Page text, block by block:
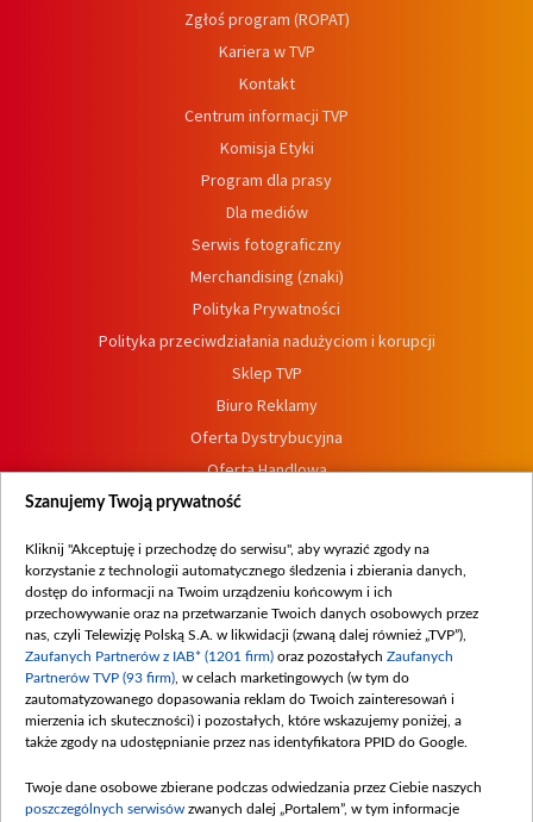
Zgłoś program (ROPAT)
Kariera w TVP
Kontakt
Centrum informacji TVP
Komisja Etyki
Program dla prasy
Dla mediów
Serwis fotograficzny
Merchandising (znaki)
Polityka Prywatności
Polityka przeciwdziałania nadużyciom i korupcji
Sklep TVP
Biuro Reklamy
Oferta Dystrybucyjna
Oferta Handlowa
Dostępność
Procedura zgłoszeń wewnętrznych
Szanujemy Twoją prywatność
Kliknij "Akceptuję i przechodzę do serwisu", aby wyrazić zgody na
korzystanie z technologii automatycznego śledzenia i zbierania danych,
dostęp do informacji na Twoim urządzeniu końcowym i ich
przechowywanie oraz na przetwarzanie Twoich danych osobowych przez
nas, czyli Telewizję Polską S.A. w likwidacji (zwaną dalej również „TVP”),
Zaufanych Partnerów z IAB* (1201 firm) oraz pozostałych Zaufanych
Partnerów TVP (93 firm) , w celach marketingowych (w tym do
zautomatyzowanego dopasowania reklam do Twoich zainteresowań i
mierzenia ich skuteczności) i pozostałych, które wskazujemy poniżej, a
także zgody na udostępnianie przez nas identyfikatora PPID do Google.
Twoje dane osobowe zbierane podczas odwiedzania przez Ciebie naszych
poszczególnych serwisów zwanych dalej „Portalem”, w tym informacje